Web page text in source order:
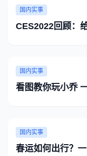
国内实事
CES2022回顾：
国内实事
看图教你玩小乔
国内实事
春运如何出行？